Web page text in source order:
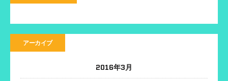
アーカイブ
2016年3月